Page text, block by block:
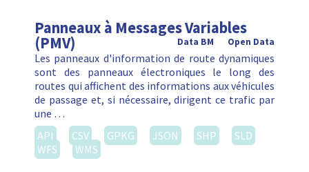
Panneaux à Messages Variables
(PMV) Open Data
Data BM
Les panneaux d'information de route dynamiques
sont des panneaux électroniques le long des
routes qui affichent des informations aux véhicules
de passage et, si nécessaire, dirigent ce trafic par
une …
API
CSV GPKG JSON SHP
SLD
WFS
WMS